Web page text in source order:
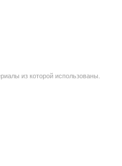
из которой использованы.